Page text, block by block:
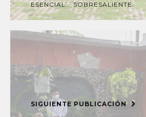
ESENCIAL SOBRESALIENTE
SIGUIENTE PUBLICACIÓN